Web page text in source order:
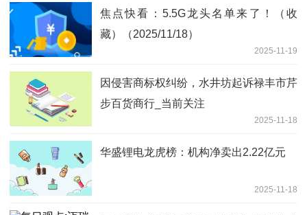
焦点快看：5.5G龙头名单来了！（收
藏）（2025/11/18）
2025-11-19
因侵害商标权纠纷，水井坊起诉禄丰市芹
步百货商行_当前关注
2025-11-18
华盛锂电龙虎榜：机构净卖出2.22亿元
2025-11-18